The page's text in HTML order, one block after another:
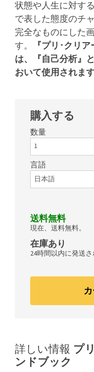
状態や人生に対す
で表した態度のチ
完全なものにした
す。
『プリ･クリ
は、『自己分析』
おいて使用されます
購入する
数量
言語
送料無料
現在、送料無料。
在庫あり
24時間以内に発送さ
詳しい情報 プ
ンドブック